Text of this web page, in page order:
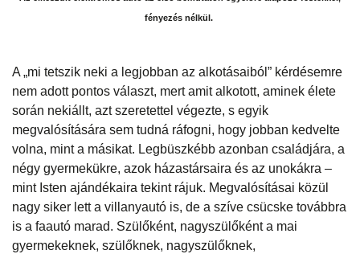
fényezés nélkül.
A „mi tetszik neki a legjobban az alkotásaiból” kérdésemre
nem adott pontos választ, mert amit alkotott, aminek élete
során nekiállt, azt szeretettel végezte, s egyik
megvalósítására sem tudná ráfogni, hogy jobban kedvelte
volna, mint a másikat. Legbüszkébb azonban családjára, a
négy gyermekükre, azok házastársaira és az unokákra –
mint Isten ajándékaira tekint rájuk. Megvalósításai közül
nagy siker lett a villanyautó is, de a szíve csücske továbbra
is a faautó marad. Szülőként, nagyszülőként a mai
gyermekeknek, szülőknek, nagyszülőknek,